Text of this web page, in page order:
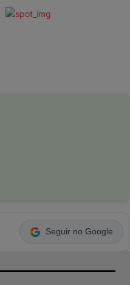
Seguir no Google